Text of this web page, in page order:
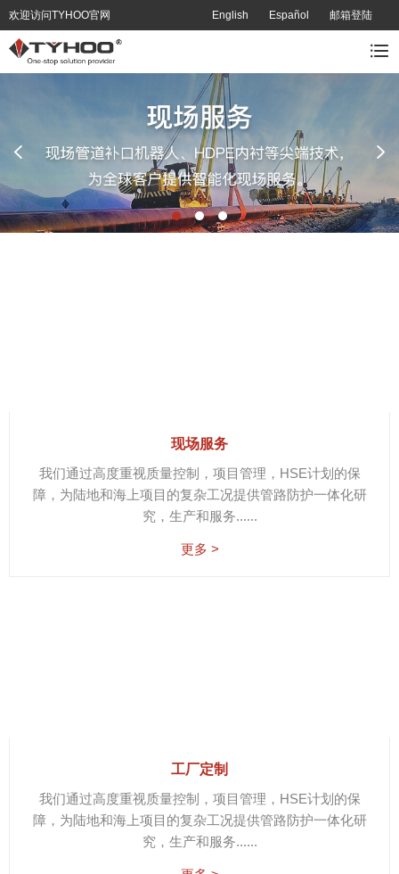
欢迎访问TYHOO官网 English Español 邮箱登陆
现场服务
我们通过高度重视质量控制，项目管理，HSE计划的保
障，为陆地和海上项目的复杂工况提供管路防护一体化研
究，生产和服务......
更多 >
工厂定制
我们通过高度重视质量控制，项目管理，HSE计划的保
障，为陆地和海上项目的复杂工况提供管路防护一体化研
究，生产和服务......